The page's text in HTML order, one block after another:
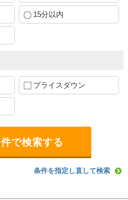
15分以内
プライスダウン
条件を指定し直して検索